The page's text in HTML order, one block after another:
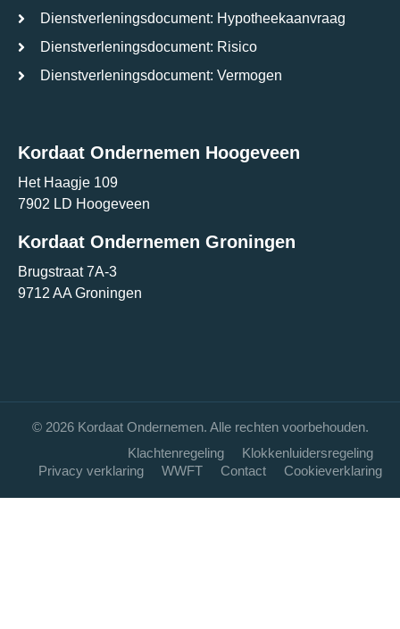
Dienstverleningsdocument: Hypotheekaanvraag
Dienstverleningsdocument: Risico
Dienstverleningsdocument: Vermogen
Kordaat Ondernemen Hoogeveen
Het Haagje 109
7902 LD Hoogeveen
Kordaat Ondernemen Groningen
Brugstraat 7A-3
9712 AA Groningen
© 2026 Kordaat Ondernemen. Alle rechten voorbehouden.
Klachtenregeling
Klokkenluidersregeling
Privacy verklaring
WWFT Contact Cookieverklaring